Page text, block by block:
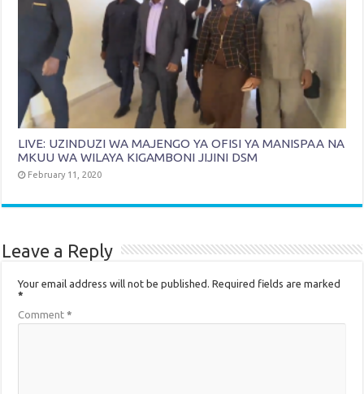
LIVE: UZINDUZI WA MAJENGO YA OFISI YA MANISPAA NA
MKUU WA WILAYA KIGAMBONI JIJINI DSM
February 11, 2020
Leave a Reply
Your email address will not be published. Required fields are marked
*
Comment*